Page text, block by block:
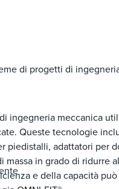
di progetti di
ingegneria meccanica
Queste tecnologie
adattatori per
in grado di ridurre
e della capacità